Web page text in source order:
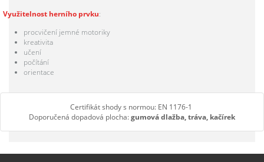
Využitelnost herního prvku:
procvičení jemné motoriky
kreativita
učení
počítání
orientace
Certifikát shody s normou: EN 1176-1
Doporučená dopadová plocha:gumová dlažba, tráva, kačírek